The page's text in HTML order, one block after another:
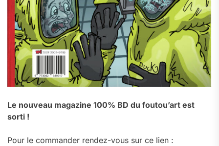
Le nouveau magazine 100% BD du foutou’art est
sorti !
Pour le commander rendez-vous sur ce lien :